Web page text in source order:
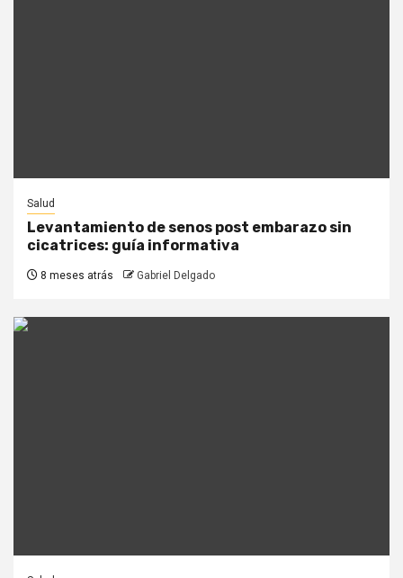
Salud
Levantamiento de senos post embarazo sin
cicatrices: guía informativa
8 meses atrás Gabriel Delgado